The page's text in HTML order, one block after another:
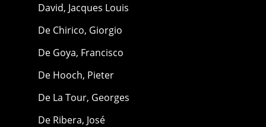
David, Jacques Louis
De Chirico, Giorgio
De Goya, Francisco
De Hooch, Pieter
De La Tour, Georges
De Ribera, José